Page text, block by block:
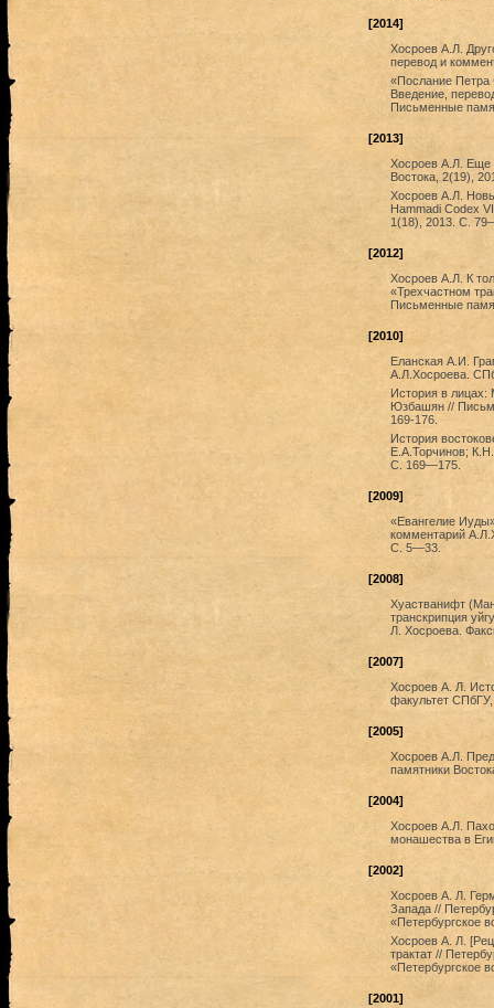
[2014]
Хосроев А.Л.
перевод и
«Послание
Введение,
Письменные
[2013]
Хосроев А.Л. Еще
Востока, 2(19),
Хосроев А.Л.
Hammadi Codex
1(18), 2013. С.
[2012]
Хосроев А.Л. К
«Трехчастном
Письменные
[2010]
Еланская А.И.
А.Л.Хосроева.
История в лицах:
Юзбашян //
169-176.
История
Е.А.Торчинов;
С. 169—175.
[2009]
«Евангелие
комментарий
С. 5—33.
[2008]
Хуастванифт
транскрипция
Л. Хосроева.
[2007]
Хосроев А. Л.
факультет
[2005]
Хосроев А.Л.
памятники
[2004]
Хосроев А.Л.
монашества в
[2002]
Хосроев A. Л.
Запада //
«Петербургское
Хосроев A. Л.
трактат //
«Петербургское
[2001]